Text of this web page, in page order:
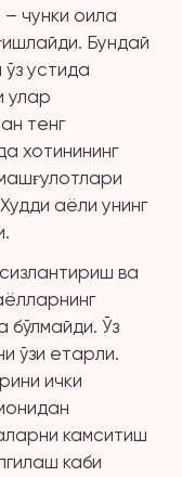
– чунки оила
Бундай
устида
улар
тенг
хотинининг
аёли унинг
ва
бўлмайди. Ўз
ўзи етарли.
ички
камситиш
каби